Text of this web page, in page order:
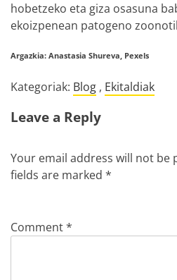
hobetzeko eta giza osasuna
ekoizpenean patogeno
Argazkia: Anastasia Shureva, Pexels
Kategoriak: Blog , Ekitaldiak
Leave a Reply
Your email address will not be
fields are marked *
Comment*